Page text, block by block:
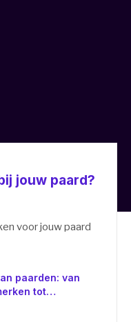
jouw paard?
voor jouw paard
paarden: van
tot